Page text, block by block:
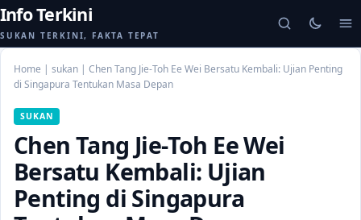
Info Terkini
SUKAN TERKINI, FAKTA TEPAT
Home | sukan | Chen Tang Jie-Toh Ee Wei Bersatu Kembali: Ujian Penting
di Singapura Tentukan Masa Depan
SUKAN
Chen Tang Jie-Toh Ee Wei
Bersatu Kembali: Ujian
Penting di Singapura